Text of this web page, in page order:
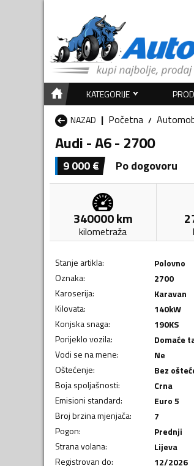
KATEGORIJE
NAZAD
Početna
Audi - A6 - 2700
9 000€ Po dogovoru
340000km
kilometraža
Stanje artikla:
Polovno
Oznaka:
2700
Karoserija:
Karavan
Kilovata: 140kW
Konjska snaga: 190KS
Porijeklo vozila:
Domaće
Vodi se na mene:
Ne
Oštećenje:
Bez
Boja spoljašnosti:
Crna
Emisioni standard:
Euro 5
Broj brzina mjenjača:
7
Pogon:
Prednji
Strana volana:
Lijeva
Registrovan do:
12/2026